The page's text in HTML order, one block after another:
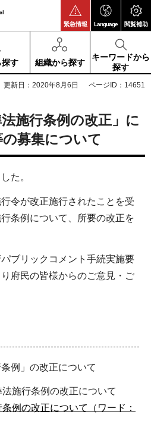
緊急情報 Language 閲覧補助
探す 組織から探す
キーワードから
探す
更新日：2020年8月6日 ページID：14651
法施行条例の改正」に
募集について
た。
令が改正施行されたことを受
条例について、所要の改正を
ブリックコメント手続実施要
府民の皆様からのご意見・ご
例」の改正について
施行条例の改正について
例の改正について（ワード：